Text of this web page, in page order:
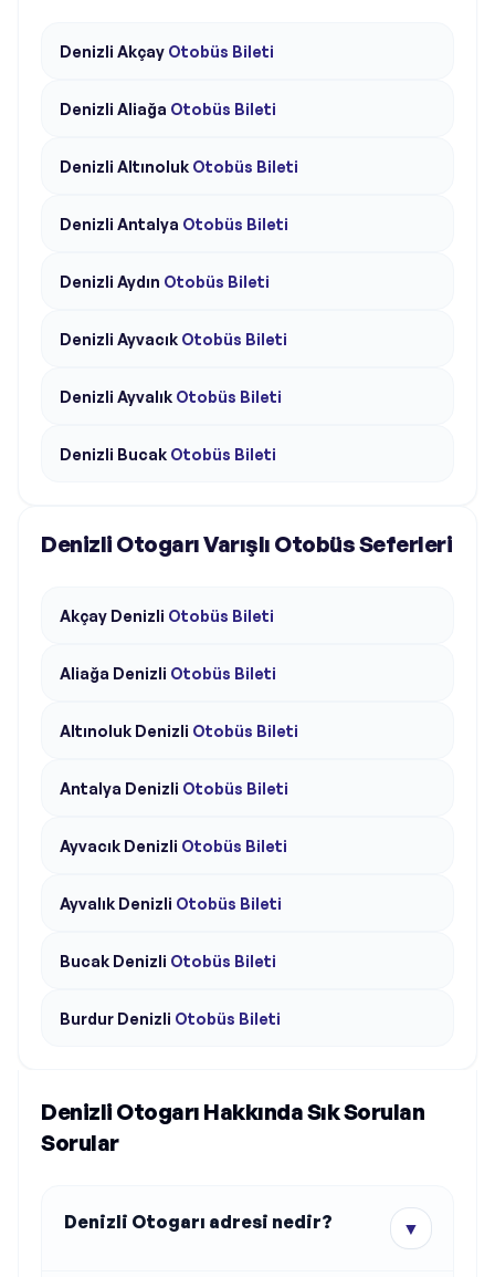
Denizli Akçay Otobüs Bileti
Denizli Aliağa Otobüs Bileti
Denizli Altınoluk Otobüs Bileti
Denizli Antalya Otobüs Bileti
Denizli Aydın Otobüs Bileti
Denizli Ayvacık Otobüs Bileti
Denizli Ayvalık Otobüs Bileti
Denizli Bucak Otobüs Bileti
Denizli Otogarı Varışlı Otobüs Seferleri
Akçay Denizli Otobüs Bileti
Aliağa Denizli Otobüs Bileti
Altınoluk Denizli Otobüs Bileti
Antalya Denizli Otobüs Bileti
Ayvacık Denizli Otobüs Bileti
Ayvalık Denizli Otobüs Bileti
Bucak Denizli Otobüs Bileti
Burdur Denizli Otobüs Bileti
Denizli Otogarı Hakkında Sık Sorulan
Sorular
Denizli Otogarı adresi nedir? ▼